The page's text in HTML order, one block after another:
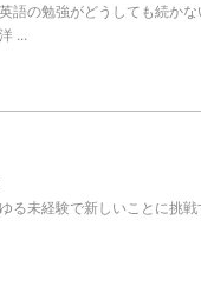
語の勉強がどうしても続か
...
る未経験で新しいことに挑戦